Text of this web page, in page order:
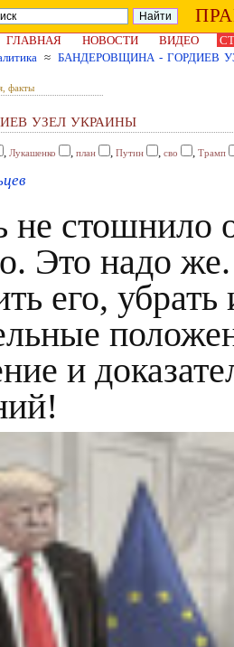
ГЛАВНАЯ НОВОСТИ ВИДЕО
≈ БАНДЕРОВЩИНА - ГОРДИЕВ
факты
УЗЕЛ УКРАИНЫ
, Лукашенко , план , Путин , сво , Трамп
не стошнило
Это надо
его, убрать
и